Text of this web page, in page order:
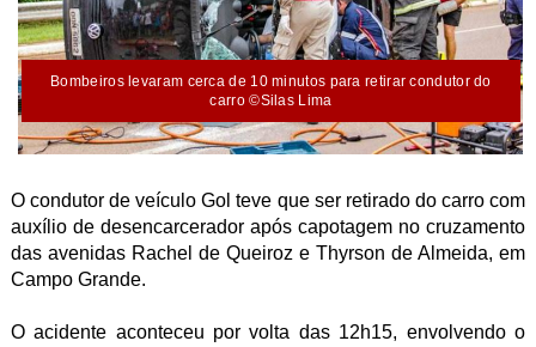
Bombeiros levaram cerca de 10 minutos para retirar condutor do
carro ©Silas Lima
O condutor de veículo Gol teve que ser retirado do carro com
auxílio de desencarcerador após capotagem no cruzamento
das avenidas Rachel de Queiroz e Thyrson de Almeida, em
Campo Grande.
O acidente aconteceu por volta das 12h15, envolvendo o